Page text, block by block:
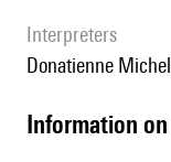
interpreters
Donatienne
Information